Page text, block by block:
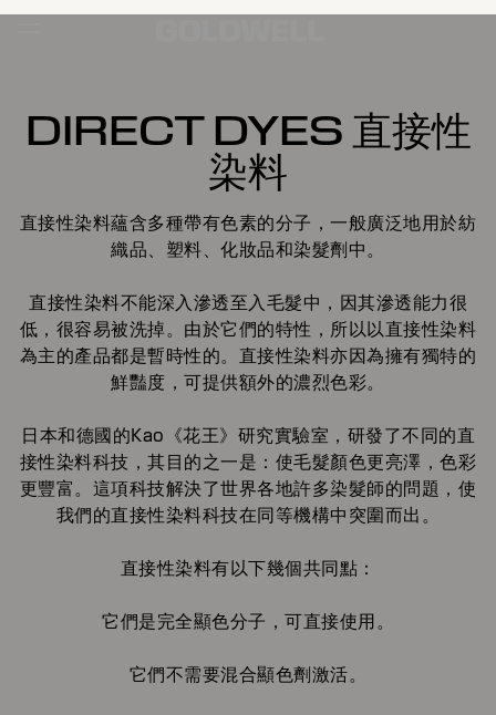
DIRECT DYES 直接性
染料
直接性染料蘊含多種帶有色素的分子，一般廣泛地用於紡
織品、塑料、化妝品和染髮劑中。
直接性染料不能深入滲透至入毛髮中，因其滲透能力很
低，很容易被洗掉。由於它們的特性，所以以直接性染料
為主的產品都是暫時性的。直接性染料亦因為擁有獨特的
鮮豔度，可提供額外的濃烈色彩。
日本和德國的Kao《花王》研究實驗室，研發了不同的直
接性染料科技，其目的之一是：使毛髮顏色更亮澤，色彩
更豐富。這項科技解決了世界各地許多染髮師的問題，使
我們的直接性染料科技在同等機構中突圍而出。
直接性染料有以下幾個共同點：
它們是完全顯色分子，可直接使用。
它們不需要混合顯色劑激活。